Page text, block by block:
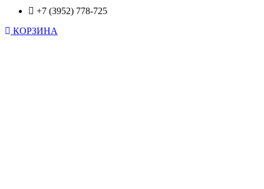
+7 (3952) 778-725
КОРЗИНА